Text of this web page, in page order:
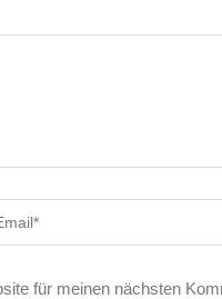
für meinen nächsten